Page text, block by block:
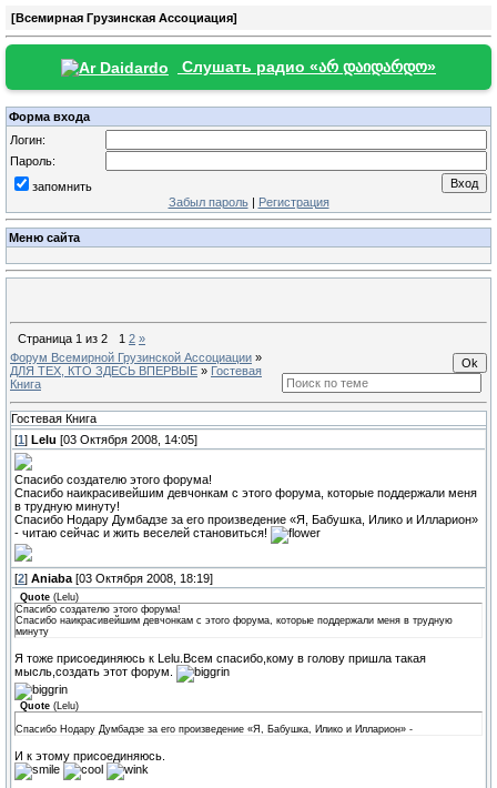
[Всемирная Грузинская Ассоциация]
Слушать радио «არ დაიდარდო»
Форма входа
Логин:
Пароль:
запомнить
Забыл пароль| Регистрация
Меню сайта
Страница 1 из 2 1 2 »
Форум Всемирной Грузинской Ассоциации »
ДЛЯ ТЕХ, КТО ЗДЕСЬ ВПЕРВЫЕ » Гостевая
Книга
Гостевая Книга
[1] Lelu [03 Октября 2008, 14:05]
Спасибо создателю этого форума!
Спасибо наикрасивейшим девчонкам с этого форума, которые поддержали меня
в трудную минуту!
Спасибо Нодару Думбадзе за его произведение «Я, Бабушка, Илико и Илларион»
- читаю сейчас и жить веселей становиться!
[2] Aniaba [03 Октября 2008, 18:19]
Quote ( Lelu)
Спасибо создателю этого форума!
Спасибо наикрасивейшим девчонкам с этого форума, которые поддержали меня в трудную
минуту
Я тоже присоединяюсь к Lelu.Всем спасибо,кому в голову пришла такая
мысль,создать этот форум.
Quote ( Lelu)
Спасибо Нодару Думбадзе за его произведение «Я, Бабушка, Илико и Илларион» -
И к этому присоединяюсь.